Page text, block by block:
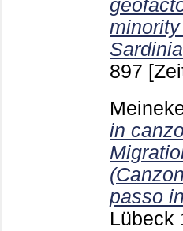
897
in
passo
Lübeck